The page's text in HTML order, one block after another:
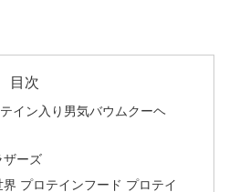
目次
イン入り男気バウムクーヘ
ザーズ
プロテインフード プロテイ